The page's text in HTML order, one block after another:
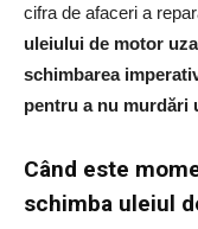
cifra de afaceri a
uleiului de motor
schimbarea
pentru a nu murdări
Când este
schimba uleiul